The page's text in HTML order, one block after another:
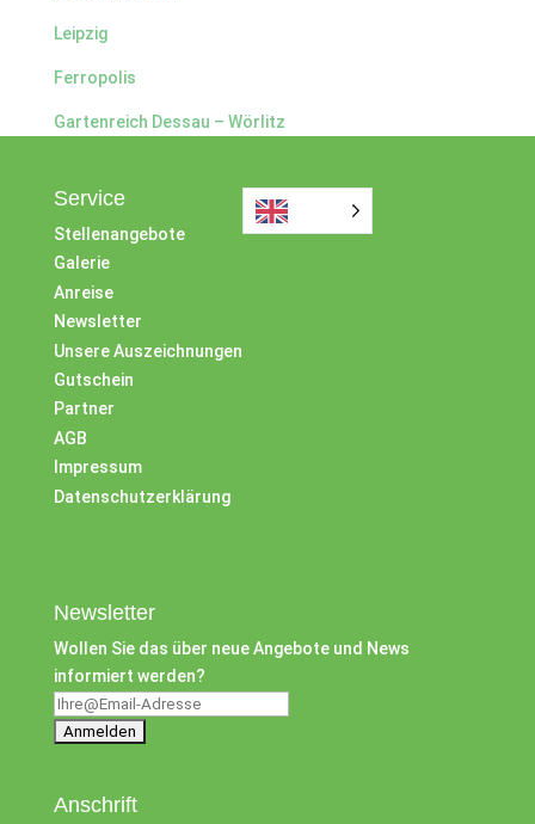
Leipzig
Ferropolis
Gartenreich Dessau – Wörlitz
Service
Stellenangebote
Galerie
Anreise
Newsletter
Unsere Auszeichnungen
Gutschein
Partner
AGB
Impressum
Datenschutzerklärung
Newsletter
Wollen Sie das über neue Angebote und News
informiert werden?
Anschrift